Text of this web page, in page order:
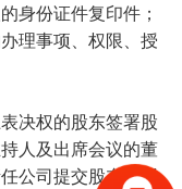
身份证件复印件；
理事项、权限、授
决权的股东签署股
人及出席会议的董
公司提交股东签署